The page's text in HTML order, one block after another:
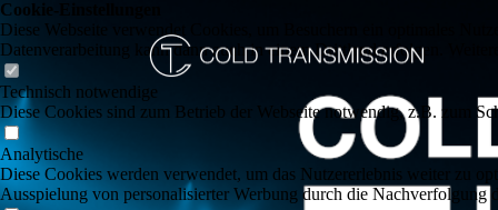
Cookie-Einstellungen
Diese Webseite verwendet Cookies, um Besuchern ein optimales
Datenverarbeitung kann dann auch in einem Drittland erfolgen.
Technisch notwendige
Diese Cookies sind zum Betrieb der Webseite notwendig, z.B. zum
Analytische
Diese Cookies werden verwendet, um das Nutzererlebnis weiter zu
Ausspielung von personalisierter Werbung durch die Nachverfolgung